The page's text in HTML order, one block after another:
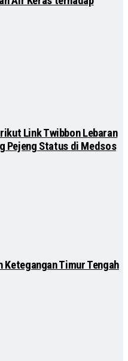
Link Twibbon Lebaran
Pejeng Status di Medsos
Ketegangan Timur Tengah